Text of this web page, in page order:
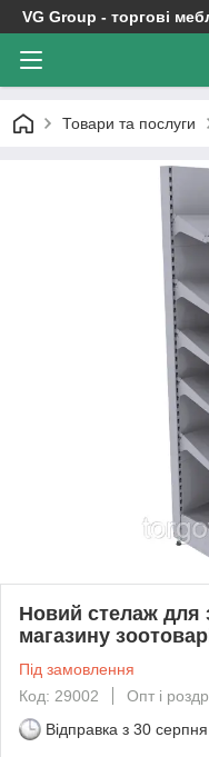
VG Group - торгові
Товари та послуги
Новий стелаж для
магазину
Під замовлення
Код: 29002
Опт і
Відправка з 30